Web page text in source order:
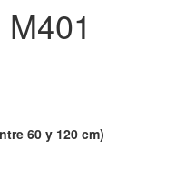
60 y 120 cm)